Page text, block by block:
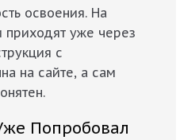
освоения. На
уже через
с
на сайте, а сам
Попробовал